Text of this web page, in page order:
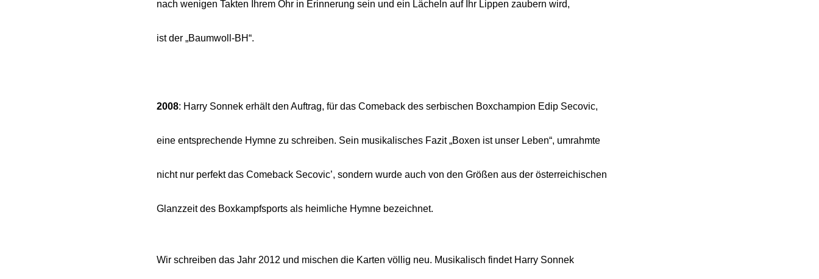
nach wenigen Takten Ihrem Ohr in Erinnerung sein und ein Lächeln auf Ihr Lippen zaubern wird,
ist der „Baumwoll-BH“.
2008: Harry Sonnek erhält den Auftrag, für das Comeback des serbischen Boxchampion Edip Secovic,
eine entsprechende Hymne zu schreiben. Sein musikalisches Fazit „Boxen ist unser Leben“, umrahmte
nicht nur perfekt das Comeback Secovic’, sondern wurde auch von den Größen aus der österreichischen
Glanzzeit des Boxkampfsports als heimliche Hymne bezeichnet.
Wir schreiben das Jahr 2012 und mischen die Karten völlig neu. Musikalisch findet Harry Sonnek